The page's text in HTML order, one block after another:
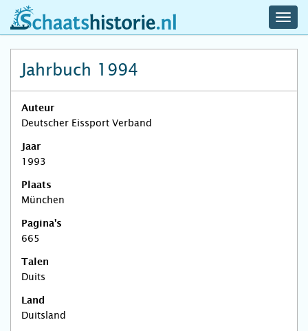
schaatshistorie.nl
Jahrbuch 1994
Auteur
Deutscher Eissport Verband
Jaar
1993
Plaats
München
Pagina's
665
Talen
Duits
Land
Duitsland